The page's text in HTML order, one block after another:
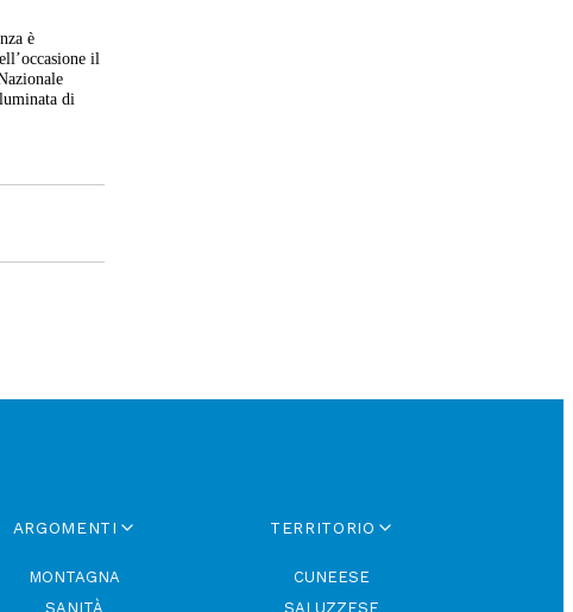
è
il
di
ARGOMENTI
MONTAGNA
SANITÀ
TERRITORIO
CUNEESE
SALUZZESE